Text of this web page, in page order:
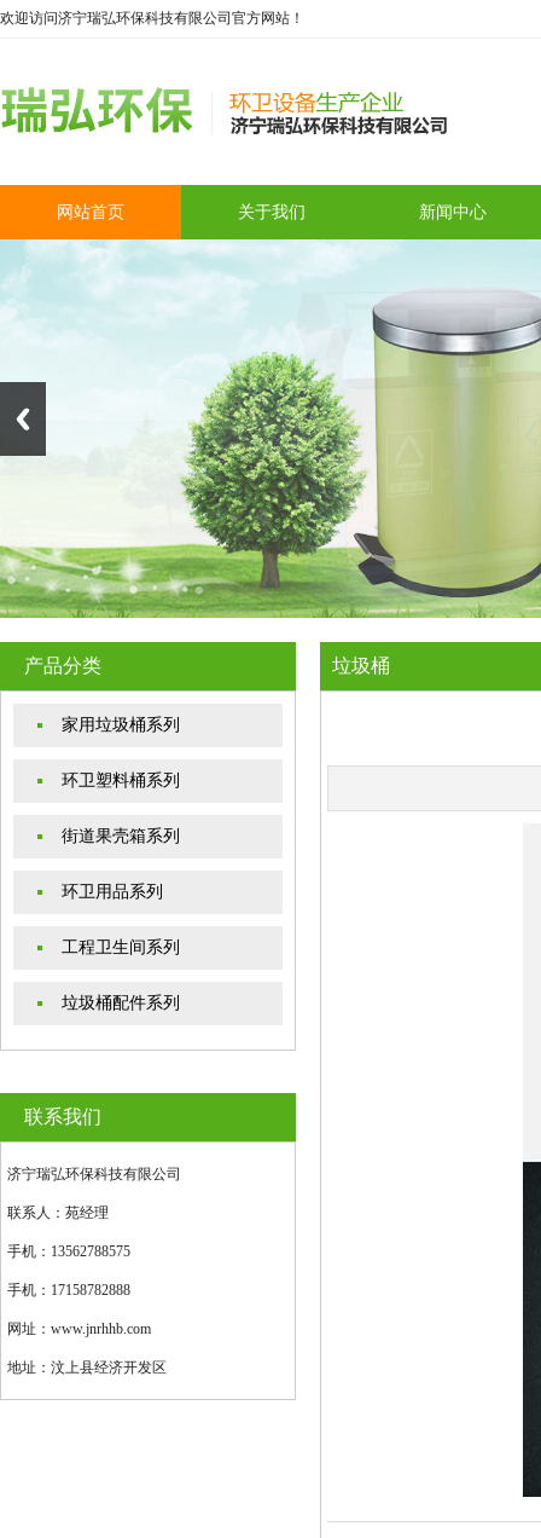
欢迎访问济宁瑞弘环保科技有限公司官方网站！
网站首页 关于我们 新闻中心
产品分类
家用垃圾桶系列
环卫塑料桶系列
街道果壳箱系列
环卫用品系列
工程卫生间系列
垃圾桶配件系列
联系我们
济宁瑞弘环保科技有限公司
联系人：苑经理
手机：13562788575
手机：17158782888
网址：www.jnrhhb.com
地址：汶上县经济开发区
垃圾桶